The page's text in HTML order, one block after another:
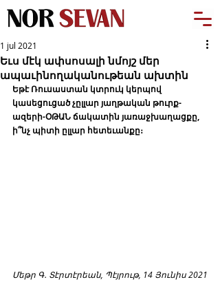
Եւս մէկ ափսոսալի նմոյշ մեր
ապաւինողականութեան ախտին
1 jul 2021
Եթէ Ռուսաստան կտրուկ կերպով
կասեցուցած չըլլար յաղթական թուրք-
ազերի-ՕԹԱՆ ճակատին յառաջխաղացքը,
ի՞նչ պիտի ըլլար հետեւանքը։
Մեթր Գ․ Տէրտէրեան, Պէյրութ, 14 Յունիս 2021